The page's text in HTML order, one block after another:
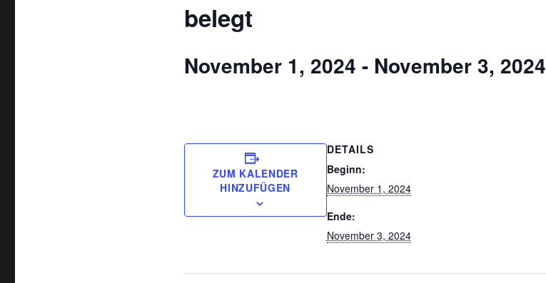
belegt
November 1, 2024 - November 3, 2024
ZUM KALENDER
HINZUFÜGEN
DETAILS
Beginn:
November 1, 2024
Ende:
November 3, 2024